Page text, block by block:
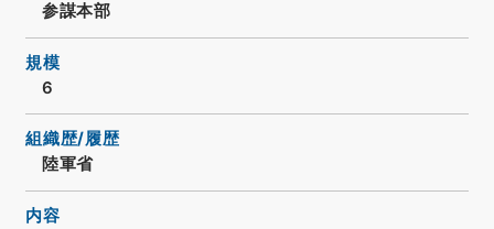
参謀本部
規模
6
組織歴/履歴
陸軍省
内容